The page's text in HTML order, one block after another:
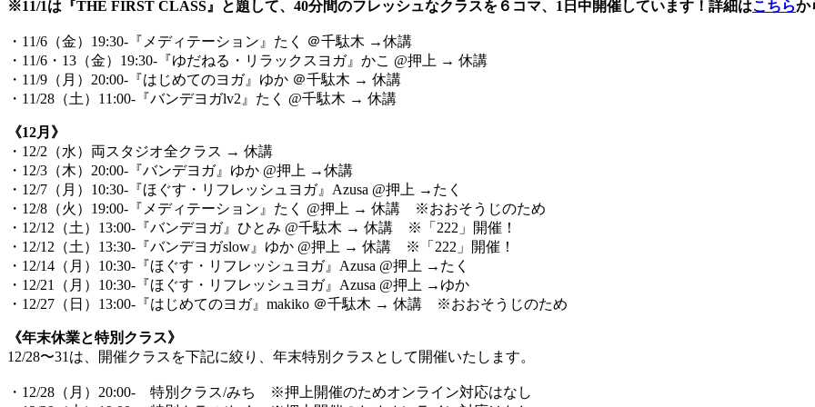
※11/1は『THE FIRST CLASS』と題して、40分間のフレッシュなクラスを６コマ、1日中開催しています！詳細はこちらか
・11/6（金）19:30-『メディテーション』たく ＠千駄木 →休講
・11/6・13（金）19:30-『ゆだねる・リラックスヨガ』かこ @押上 → 休講
・11/9（月）20:00-『はじめてのヨガ』ゆか ＠千駄木 → 休講
・11/28（土）11:00-『バンデヨガlv2』たく @千駄木 → 休講
《12月》
・12/2（水）両スタジオ全クラス → 休講
・12/3（木）20:00-『バンデヨガ』ゆか @押上 →休講
・12/7（月）10:30-『ほぐす・リフレッシュヨガ』Azusa @押上 →たく
・12/8（火）19:00-『メディテーション』たく @押上 → 休講 ※おおそうじのため
・12/12（土）13:00-『バンデヨガ』ひとみ @千駄木 → 休講 ※「222」開催！
・12/12（土）13:30-『バンデヨガslow』ゆか @押上 → 休講 ※「222」開催！
・12/14（月）10:30-『ほぐす・リフレッシュヨガ』Azusa @押上 →たく
・12/21（月）10:30-『ほぐす・リフレッシュヨガ』Azusa @押上 →ゆか
・12/27（日）13:00-『はじめてのヨガ』makiko ＠千駄木 → 休講 ※おおそうじのため
《年末休業と特別クラス》
12/28〜31は、開催クラスを下記に絞り、年末特別クラスとして開催いたします。
・12/28（月）20:00- 特別クラス/みち ※押上開催のためオンライン対応はなし